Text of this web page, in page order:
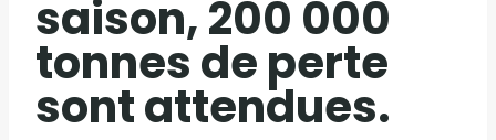
saison, 200 000
tonnes de perte
sont attendues.